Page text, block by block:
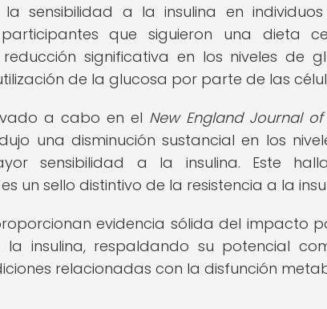
sensibilidad a la insulina en
que siguieron una dieta
significativa en los niveles de
de la glucosa por parte de las
a cabo en el New England Journal
una disminución sustancial en los
sensibilidad a la insulina. Este
un sello distintivo de la resistencia a la
evidencia sólida del impacto
la insulina, respaldando su potencial
relacionadas con la disfunción